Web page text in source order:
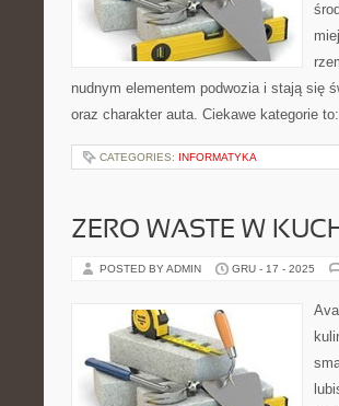
nudnym elementem podwozia i stają się
oraz charakter auta. Ciekawe kategorie
CATEGORIES: INFORMATYKA
ZERO WASTE W
POSTED BY ADMIN GRU - 17 - 2025